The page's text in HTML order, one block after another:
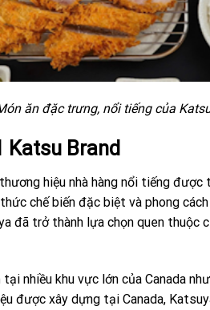
ăn đặc trưng, nổi tiếng của
Katsu Brand
thương hiệu nhà hàng nổi tiếng
chế biến đặc biệt và phong cách
đã trở thành lựa chọn quen thuộc
nhiều khu vực lớn của Canada
được xây dựng tại Canada,